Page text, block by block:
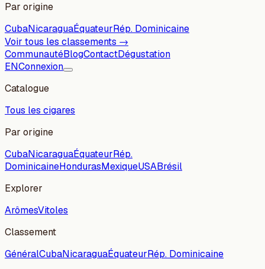
Par origine
CubaNicaraguaÉquateurRép. Dominicaine
Voir tous les classements →
CommunautéBlogContactDégustation
ENConnexion
Catalogue
Tous les cigares
Par origine
CubaNicaraguaÉquateurRép.
DominicaineHondurasMexiqueUSABrésil
Explorer
ArômesVitoles
Classement
GénéralCubaNicaraguaÉquateurRép. Dominicaine